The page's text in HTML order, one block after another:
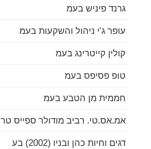
גרנד פיניש בעמ
עופר ג'י ניהול והשקעות בעמ
קולין קייטרינג בעמ
טופ פסיפס בעמ
חממית מן הטבע בעמ
אמ.אס.טי. רביב מודולר ספייס טר
דגים וחיות כהן ובניו (2002) בע